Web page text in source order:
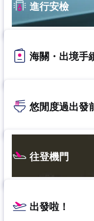
進行安檢
海關・出境手
悠閒度過出發
往登機門
出發啦！